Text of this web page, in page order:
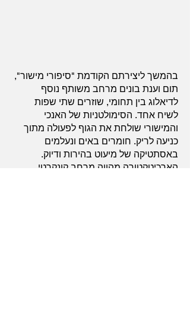
בהמשך ליצירתם הקודמת "סיפורי מישור",
תום וענת בונים מרחב משותף נוסף
לדיאלוג בין תחומי, שוזרים שתי שפות
לשיח אחד. הסימולטניות של האנכי
והמישורי שולחת את הגוף לפעולה מתוך
כניעה לריק. חומרים באים ונעלמים
באסתטיקה של מיעוט בהירות ודיוק.
הארכיטקטורה מהווה מרחב קונקרטי